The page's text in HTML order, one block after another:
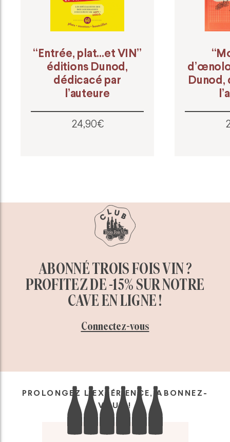
“Entrée, plat…et VIN”
éditions Dunod,
dédicacé par
l’auteure
24,90€
Dunod,
ABONNÉ TROIS FOIS VIN ?
PROFITEZ DE -15% SUR NOTRE
CAVE EN LIGNE !
Connectez-vous
PROLONGEZ L’EXPÉRIENCE, ABONNEZ-
VOUS !